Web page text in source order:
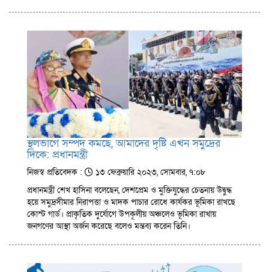
স্থলভাগে সম্পদ কমছে, আমাদের দৃষ্টি এখন সমুদ্রের
দিকে: প্রধানমন্ত্রী
নিজস্ব প্রতিবেদক :
১৩ ফেব্রুয়ারি ২০২৩, সোমবার, ৭:০৮
প্রধানমন্ত্রী শেখ হাসিনা বলেছেন, দেশপ্রেম ও মুক্তিযুদ্ধের চেতনায় উদ্বুদ্ধ
হয়ে সমুদ্রসীমার নিরাপত্তা ও মাদক পাচার রোধে কার্যকর ভূমিকা রাখছে
কোস্ট গার্ড। প্রাকৃতিক দুর্যোগে উপকূলীয় অঞ্চলেও ভূমিকা রাখায়
জনগণের আস্থা অর্জন করেছে বলেও মন্তব্য করেন তিনি।